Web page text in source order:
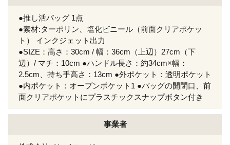
●推し活バッグ 1点
●素材:ターポリン、塩化ビニール（前面クリアポケッ
ト） インクジェット出力
●SIZE：高さ：30cm / 幅：36cm（上辺）27cm（下
辺）/ マチ：10cm ●ハンドル長さ：約34cm×幅：
2.5cm、持ち手高さ：13cm ●外ポケット：透明ポケット
●内ポケット：オープンポケット1 ●バッグの開閉口、前
面クリアポケットにプラスチックスナップボタン付き
事業者